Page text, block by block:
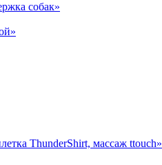
собак»
ThunderShirt, массаж ttouch»